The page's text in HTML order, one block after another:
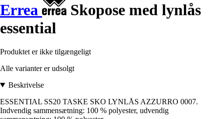
Errea
Skopose med lynlås
essential
Produktet er ikke tilgængeligt
Alle varianter er udsolgt
Beskrivelse
ESSENTIAL SS20 TASKE SKO LYNLÅS AZZURRO 0007.
Indvendig sammensætning: 100 % polyester, udvendig